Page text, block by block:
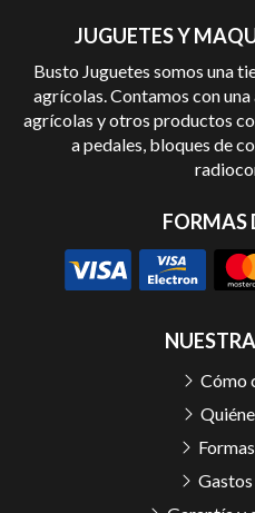
JUGUETES Y
Busto Juguetes somos una
agrícolas. Contamos con
agrícolas y otros productos
a pedales, bloques de
FORMAS
Cómo